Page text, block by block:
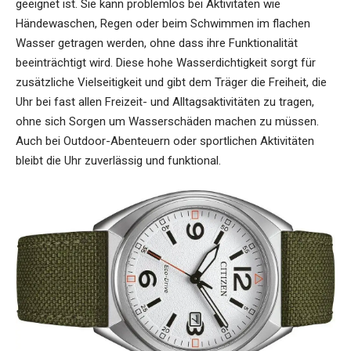
geeignet ist. Sie kann problemlos bei Aktivitäten wie
Händewaschen, Regen oder beim Schwimmen im flachen
Wasser getragen werden, ohne dass ihre Funktionalität
beeinträchtigt wird. Diese hohe Wasserdichtigkeit sorgt für
zusätzliche Vielseitigkeit und gibt dem Träger die Freiheit, die
Uhr bei fast allen Freizeit- und Alltagsaktivitäten zu tragen,
ohne sich Sorgen um Wasserschäden machen zu müssen.
Auch bei Outdoor-Abenteuern oder sportlichen Aktivitäten
bleibt die Uhr zuverlässig und funktional.